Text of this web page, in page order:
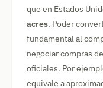
que en Estados
acres. Poder
fundamental al
negociar compras
oficiales. Por
equivale a